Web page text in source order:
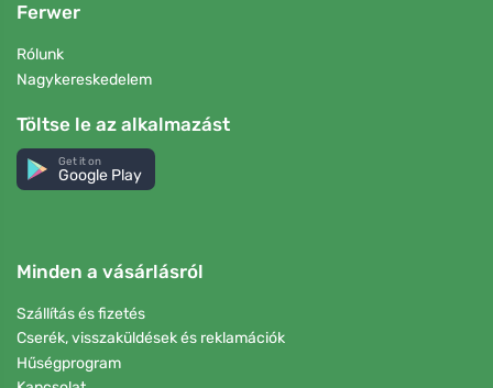
Ferwer
Rólunk
Nagykereskedelem
Töltse le az alkalmazást
Get it on
Google Play
Minden a vásárlásról
Szállítás és fizetés
Cserék, visszaküldések és reklamációk
Hűségprogram